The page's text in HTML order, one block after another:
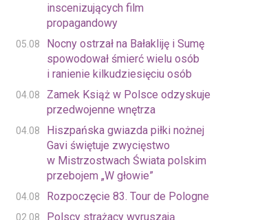
inscenizujących film
propagandowy
05.08
Nocny ostrzał na Bałakliję i Sumę
spowodował śmierć wielu osób
i ranienie kilkudziesięciu osób
04.08
Zamek Książ w Polsce odzyskuje
przedwojenne wnętrza
04.08
Hiszpańska gwiazda piłki nożnej
Gavi świętuje zwycięstwo
w Mistrzostwach Świata polskim
przebojem „W głowie”
04.08 Rozpoczęcie 83. Tour de Pologne
02.08
Polscy strażacy wyruszają